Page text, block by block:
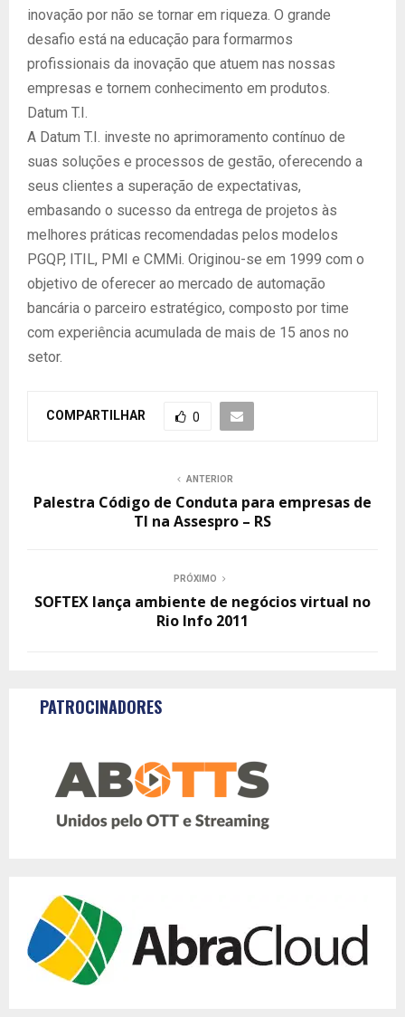
inovação por não se tornar em riqueza. O grande
desafio está na educação para formarmos
profissionais da inovação que atuem nas nossas
empresas e tornem conhecimento em produtos.
Datum T.I.
A Datum T.I. investe no aprimoramento contínuo de
suas soluções e processos de gestão, oferecendo a
seus clientes a superação de expectativas,
embasando o sucesso da entrega de projetos às
melhores práticas recomendadas pelos modelos
PGQP, ITIL, PMI e CMMi. Originou-se em 1999 com o
objetivo de oferecer ao mercado de automação
bancária o parceiro estratégico, composto por time
com experiência acumulada de mais de 15 anos no
setor.
COMPARTILHAR 0
ANTERIOR
Palestra Código de Conduta para empresas de
TI na Assespro – RS
PRÓXIMO
SOFTEX lança ambiente de negócios virtual no
Rio Info 2011
PATROCINADORES